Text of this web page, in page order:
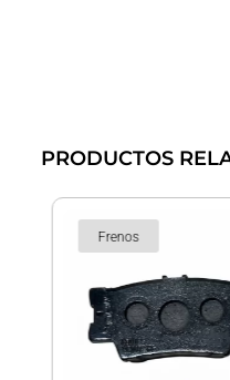
PRODUCTOS
Frenos